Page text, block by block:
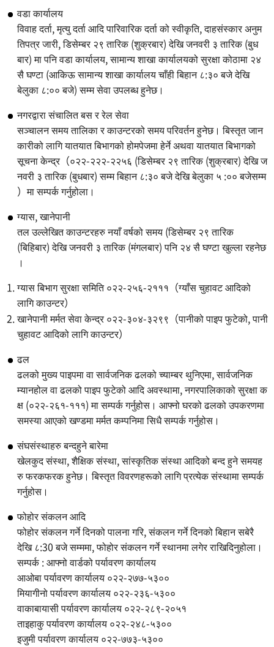
वडा कार्यालय
विवाह दर्ता, मृत्यु दर्ता आदि पारिवारिक दर्ता को स्वीकृति, दाहसंस्कार अनुम
तिपत्र जारी, डिसेम्बर २९ तारिक (शुक्रबार) देखि जनवरी ३ तारिक (बुध
बार) मा पनि वडा कार्यालय, सामान्य शाखा कार्यालयको सुरक्षा कोठामा २४
सै घण्टा (आकिऊ सामान्य शाखा कार्यालय चाँही बिहान ८:३० बजे देखि
बेलुका ८:०० बजे) सम्म सेवा उपलब्ध हुनेछ।
नगरद्वारा संचालित बस र रेल सेवा
सञ्चालन समय तालिका र काउन्टरको समय परिवर्तन हुनेछ। बिस्तृत जान
कारीको लागि यातयात बिभागको होमपेजमा हेर्ने अथवा यातयात बिभागको
सूचना केन्द्र（०२२-२२२-२२५६ (डिसेम्बर २९ तारिक (शुक्रबार) देखि ज
नवरी ३ तारिक (बुधबार) सम्म बिहान ८:३० बजे देखि बेलुका ५ :०० बजेसम्म
）मा सम्पर्क गर्नुहोला।
ग्यास, खानेपानी
तल उल्लेखित काउन्टरहरु नयाँ वर्षको समय (डिसेम्बर २९ तारिक
(बिहिबार) देखि जनवरी ३ तारिक (मंगलबार) पनि २४ सै घण्टा खुल्ला रहनेछ
।
ग्यास बिभाग सुरक्षा समिति ०२२-२५६-२१११（ग्याँस चुहावट आदिको
लागि काउन्टर）
खानेपानी मर्मत सेवा केन्द्र ०२२-३०४-३२९९（पानीको पाइप फुटेको, पानी
चुहावट आदिको लागि काउन्टर）
ढल
ढलको मुख्य पाइपमा वा सार्वजनिक ढलको च्याम्बर थुनिएमा, सार्वजनिक
म्यानहोल वा ढलको पाइप फुटेको आदि अवस्थामा, नगरपालिकाको सुरक्षा क
क्ष (०२२-२६१-१११) मा सम्पर्क गर्नुहोस। आफ्नो घरको ढलको उपकरणमा
समस्या आएको खण्डमा मर्मत कम्पनिमा सिधै सम्पर्क गर्नुहोस।
संघसंस्थाहरु बन्दहुने बारेमा
खेलकुद संस्था, शैक्षिक संस्था, सांस्कृतिक संस्था आदिको बन्द हुने समयह
रु फरकफरक हुनेछ। बिस्तृत विवरणहरूको लागि प्रत्येक संस्थामा सम्पर्क
गर्नुहोस।
फोहोर संकलन आदि
फोहोर संकलन गर्ने दिनको पालना गरि, संकलन गर्ने दिनको बिहान सबेरै
देखि ८:30 बजे सम्ममा, फोहोर संकलन गर्ने स्थानमा लगेर राखिदिनुहोला।
सम्पर्क : आफ्नो वार्डको पर्यावरण कार्यालय
आओबा पर्यावरण कार्यालय ०२२-२७७-५३००
मियागीनो पर्यावरण कार्यालय ०२२-२३६-५३००
वाकाबायासी पर्यावरण कार्यालय ०२२-२८९-२०५१
ताइहाकु पर्यावरण कार्यालय ०२२-२४८-५३००
इजुमी पर्यावरण कार्यालय ०२२-७७३-५३००